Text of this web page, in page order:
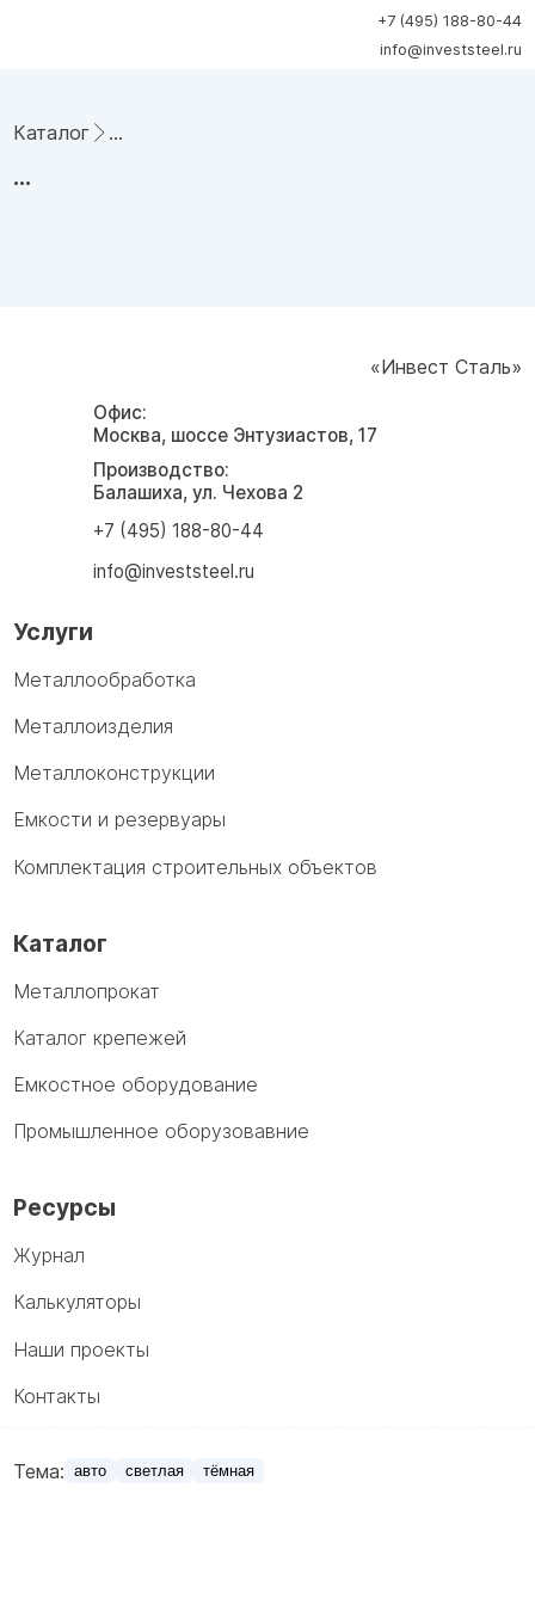
+7 (495) 188-80-44
info@investsteel.ru
Каталог ...
...
«Инвест Сталь»
Офис:
Москва, шоссе Энтузиастов, 17
Производство:
Балашиха, ул. Чехова 2
+7 (495) 188-80-44
info@investsteel.ru
Услуги
Металлообработка
Металлоизделия
Металлоконструкции
Емкости и резервуары
Комплектация строительных объектов
Каталог
Металлопрокат
Каталог крепежей
Емкостное оборудование
Промышленное оборузовавние
Ресурсы
Журнал
Калькуляторы
Наши проекты
Контакты
Тема: авто светлая тёмная